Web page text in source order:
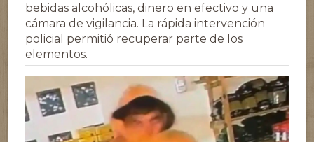
bebidas alcohólicas, dinero en efectivo y una
cámara de vigilancia. La rápida intervención
policial permitió recuperar parte de los
elementos.